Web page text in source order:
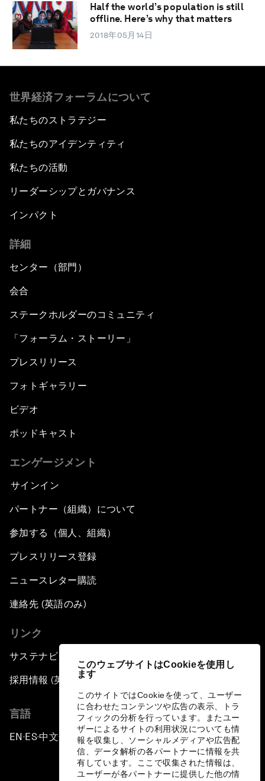
このウェブサイトはCookieを使用し
ます
このサイトではCookieを使って、ユーザー
に合わせたコンテンツや広告の表示、トラ
フィックの分析を行っています。またユー
ザーによるサイトの利用状況についても情
報を収集し、ソーシャルメディアや広告配
信、データ解析の各パートナーに情報を共
有しています。ここで収集された情報は、
ユーザーが各パートナーに提供した他の情
Half the world’s population is still
offline. Here’s why that matters
2018年05月14日
世界経済フォーラムについて
私たちのストラテジー
私たちのアイデンティティ
私たちの活動
リーダーシップとガバナンス
インパクト
詳細
センター（部門）
会合
ステークホルダーのコミュニティ
「フォーラム・ストーリー」
プレスリリース
フォトギャラリー
ビデオ
ポッドキャスト
エンゲージメント
サインイン
パートナー（組織）について
参加する（個人、組織）
プレスリリース登録
ニュースレター購読
連絡先 (英語のみ)
リンク
サステナビリティへの取り組み
採用情報 (英語のみ)
言語
EN ▪ ES▪中文▪ 日本語